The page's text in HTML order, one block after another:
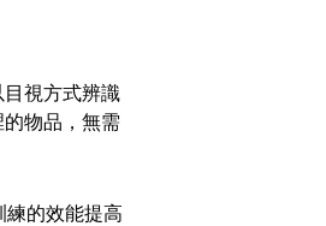
視方式辨識
物品，無需
練的效能提高